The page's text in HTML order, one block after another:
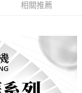
，本公司將視審查結果
相關推薦